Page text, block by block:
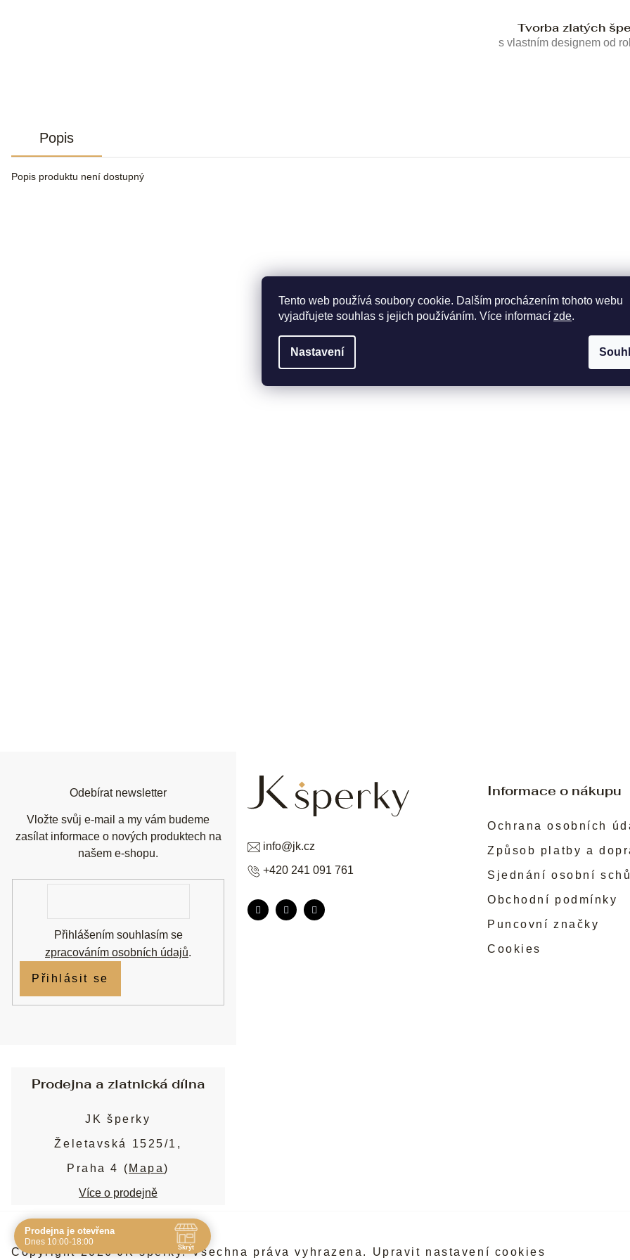
Tento web používá soubory cookie. Dalším procházením tohoto webu
vyjadřujete souhlas s jejich používáním. Více informací zde.
Nastavení
Tvorba zlatých
s vlastním designem od
Popis
Popis produktu není dostupný
Informace o nákupu
Ochrana osobních
Způsob platby a
Sjednání osobní
Obchodní podmínky
Puncovní značky
Cookies
info@jk.cz
+420 241 091 761
Odebírat newsletter
Vložte svůj e-mail a my vám budeme
zasílat informace o nových produktech na
našem e-shopu.
Přihlášením souhlasím se
zpracováním osobních údajů.
Přihlásit se
Prodejna a zlatnická dílna
JK šperky
Želetavská 1525/1,
Praha 4 ( Mapa)
Více o prodejně
Copyright 2026JK šperky. Všechna práva vyhrazena. Upravit nastavení cookies
Prodejna je otevřena
Dnes 10:00-18:00
Skrýt
Navštivte nás osobně